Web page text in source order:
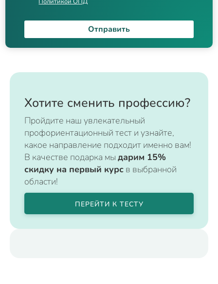
Отправить
Хотите сменить профессию?
Пройдите наш увлекательный
профориентационный тест и узнайте,
какое направление подходит именно вам!
В качестве подарка мы дарим 15%
скидку на первый курс в выбранной
области!
ПЕРЕЙТИ К ТЕСТУ